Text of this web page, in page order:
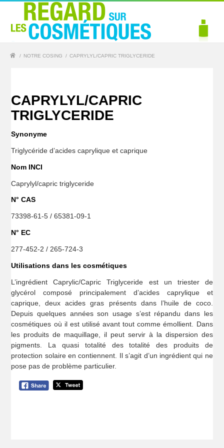
/ NOTRE COSING / CAPRYLYL/CAPRIC TRIGLYCERIDE
CAPRYLYL/CAPRIC
TRIGLYCERIDE
Synonyme
Triglycéride d’acides caprylique et caprique
Nom INCI
Caprylyl/capric triglyceride
N° CAS
73398-61-5 / 65381-09-1
N° EC
277-452-2 / 265-724-3
Utilisations dans les cosmétiques
L’ingrédient Caprylic/Capric Triglyceride est un triester de
glycérol composé principalement d’acides caprylique et
caprique, deux acides gras présents dans l’huile de coco.
Depuis quelques années son usage s’est répandu dans les
cosmétiques où il est utilisé avant tout comme émollient. Dans
les produits de maquillage, il peut servir à la dispersion des
pigments. La quasi totalité des totalité des produits de
protection solaire en contiennent. Il s’agit d’un ingrédient qui ne
pose pas de problème particulier.